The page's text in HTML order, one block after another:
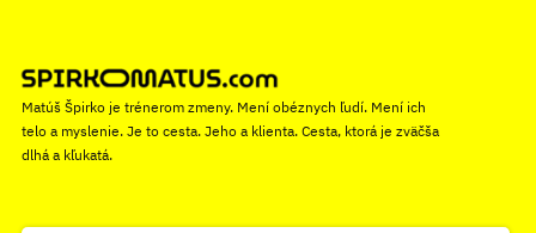
Matúš Špirko je trénerom zmeny. Mení obéznych ľudí. Mení ich
telo a myslenie. Je to cesta. Jeho a klienta. Cesta, ktorá je zväčša
dlhá a kľukatá.